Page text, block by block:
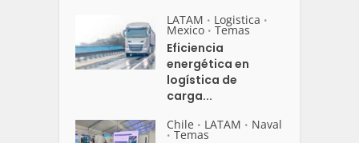
LATAM • Logistica •
Mexico • Temas
Eficiencia
energética en
logística de
carga...
Chile • LATAM • Naval
• Temas